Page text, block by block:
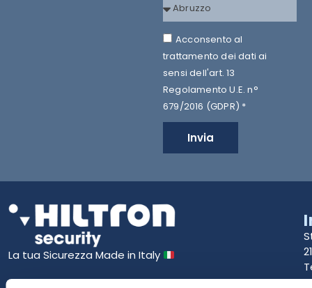
Acconsento al
trattamento dei dati ai
sensi dell'art. 13
Regolamento U.E. n°
679/2016 (GDPR) *
Invia
La tua Sicurezza Made in Italy